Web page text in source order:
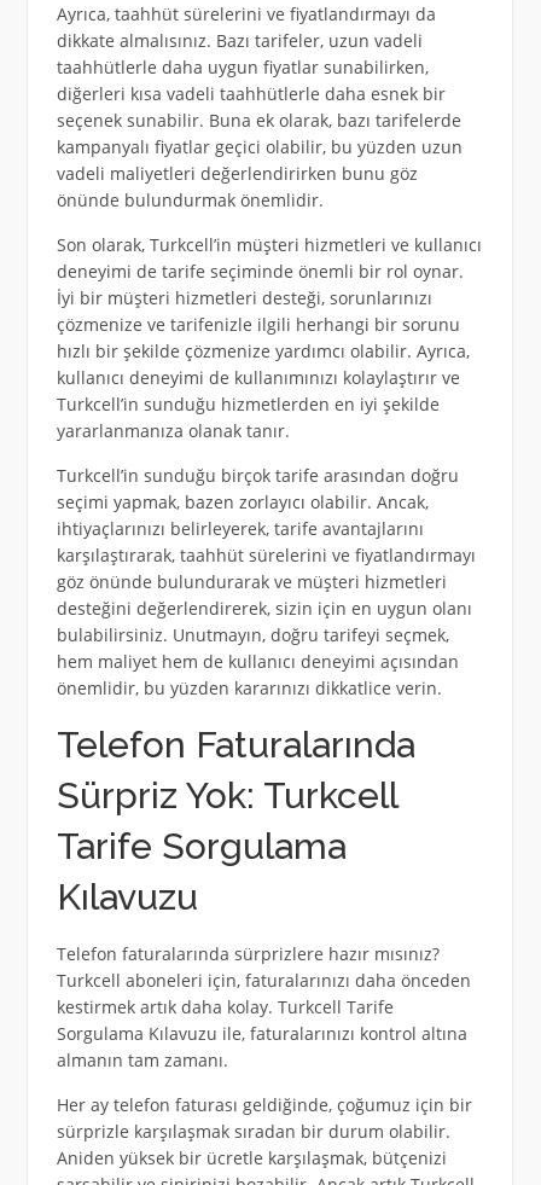
Ayrıca, taahhüt sürelerini ve fiyatlandırmayı da
dikkate almalısınız. Bazı tarifeler, uzun vadeli
taahhütlerle daha uygun fiyatlar sunabilirken,
diğerleri kısa vadeli taahhütlerle daha esnek bir
seçenek sunabilir. Buna ek olarak, bazı tarifelerde
kampanyalı fiyatlar geçici olabilir, bu yüzden uzun
vadeli maliyetleri değerlendirirken bunu göz
önünde bulundurmak önemlidir.
Son olarak, Turkcell’in müşteri hizmetleri ve kullanıcı
deneyimi de tarife seçiminde önemli bir rol oynar.
İyi bir müşteri hizmetleri desteği, sorunlarınızı
çözmenize ve tarifenizle ilgili herhangi bir sorunu
hızlı bir şekilde çözmenize yardımcı olabilir. Ayrıca,
kullanıcı deneyimi de kullanımınızı kolaylaştırır ve
Turkcell’in sunduğu hizmetlerden en iyi şekilde
yararlanmanıza olanak tanır.
Turkcell’in sunduğu birçok tarife arasından doğru
seçimi yapmak, bazen zorlayıcı olabilir. Ancak,
ihtiyaçlarınızı belirleyerek, tarife avantajlarını
karşılaştırarak, taahhüt sürelerini ve fiyatlandırmayı
göz önünde bulundurarak ve müşteri hizmetleri
desteğini değerlendirerek, sizin için en uygun olanı
bulabilirsiniz. Unutmayın, doğru tarifeyi seçmek,
hem maliyet hem de kullanıcı deneyimi açısından
önemlidir, bu yüzden kararınızı dikkatlice verin.
Telefon Faturalarında
Sürpriz Yok: Turkcell
Tarife Sorgulama
Kılavuzu
Telefon faturalarında sürprizlere hazır mısınız?
Turkcell aboneleri için, faturalarınızı daha önceden
kestirmek artık daha kolay. Turkcell Tarife
Sorgulama Kılavuzu ile, faturalarınızı kontrol altına
almanın tam zamanı.
Her ay telefon faturası geldiğinde, çoğumuz için bir
sürprizle karşılaşmak sıradan bir durum olabilir.
Aniden yüksek bir ücretle karşılaşmak, bütçenizi